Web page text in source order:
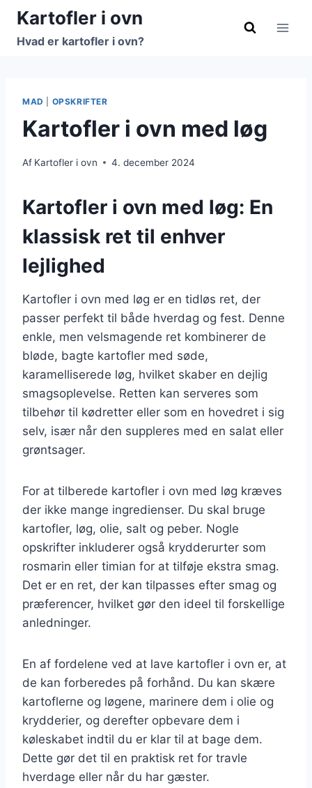
Fortsæt
indhold
Kartofler i ovn
Hvad er kartofler i ovn?
MAD OPSKRIFTER
Kartofler i ovn med løg
Af Kartofler i ovn 4. december 2024
Kartofler i ovn med løg: En
klassisk ret til enhver
lejlighed
Kartofler i ovn med løg er en tidløs ret, der
passer perfekt til både hverdag og fest. Denne
enkle, men velsmagende ret kombinerer de
bløde, bagte kartofler med søde,
karamelliserede løg, hvilket skaber en dejlig
smagsoplevelse. Retten kan serveres som
tilbehør til kødretter eller som en hovedret i sig
selv, især når den suppleres med en salat eller
grøntsager.
For at tilberede kartofler i ovn med løg kræves
der ikke mange ingredienser. Du skal bruge
kartofler, løg, olie, salt og peber. Nogle
opskrifter inkluderer også krydderurter som
rosmarin eller timian for at tilføje ekstra smag.
Det er en ret, der kan tilpasses efter smag og
præferencer, hvilket gør den ideel til forskellige
anledninger.
En af fordelene ved at lave kartofler i ovn er, at
de kan forberedes på forhånd. Du kan skære
kartoflerne og løgene, marinere dem i olie og
krydderier, og derefter opbevare dem i
køleskabet indtil du er klar til at bage dem.
Dette gør det til en praktisk ret for travle
hverdage eller når du har gæster.